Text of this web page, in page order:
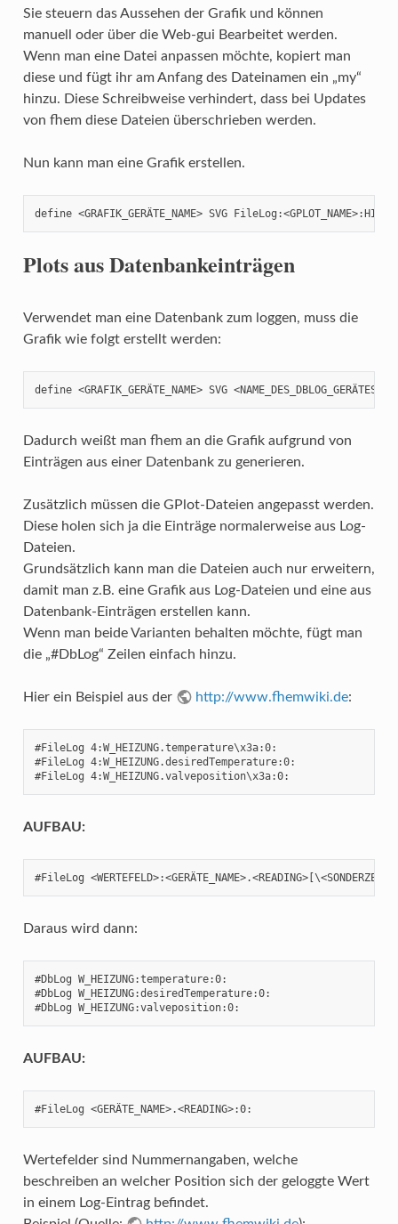
Sie steuern das Aussehen der Grafik und können
manuell oder über die Web-gui Bearbeitet werden.
Wenn man eine Datei anpassen möchte, kopiert man
diese und fügt ihr am Anfang des Dateinamen ein „my“
hinzu. Diese Schreibweise verhindert, dass bei Updates
von fhem diese Dateien überschrieben werden.
Nun kann man eine Grafik erstellen.
define <GRAFIK_GERÄTE_NAME> SVG
Plots aus Datenbankeinträgen
Verwendet man eine Datenbank zum loggen, muss die
Grafik wie folgt erstellt werden:
define <GRAFIK_GERÄTE_NAME> SVG
Dadurch weißt man fhem an die Grafik aufgrund von
Einträgen aus einer Datenbank zu generieren.
Zusätzlich müssen die GPlot-Dateien angepasst werden.
Diese holen sich ja die Einträge normalerweise aus Log-
Dateien.
Grundsätzlich kann man die Dateien auch nur erweitern,
damit man z.B. eine Grafik aus Log-Dateien und eine aus
Datenbank-Einträgen erstellen kann.
Wenn man beide Varianten behalten möchte, fügt man
die „#DbLog“ Zeilen einfach hinzu.
Hier ein Beispiel aus der http://www.fhemwiki.de:
#FileLog 4:W_HEIZUNG.temperature\x3a:0:
#FileLog 4:W_HEIZUNG.desiredTemperature:0:
#FileLog 4:W_HEIZUNG.valveposition\x3a:0:
AUFBAU:
#FileLog
Daraus wird dann:
#DbLog W_HEIZUNG:temperature:0:
#DbLog W_HEIZUNG:desiredTemperature:0:
#DbLog W_HEIZUNG:valveposition:0:
AUFBAU:
#FileLog <GERÄTE_NAME>.<READING>:0:
Wertefelder sind Nummernangaben, welche
beschreiben an welcher Position sich der geloggte Wert
in einem Log-Eintrag befindet.